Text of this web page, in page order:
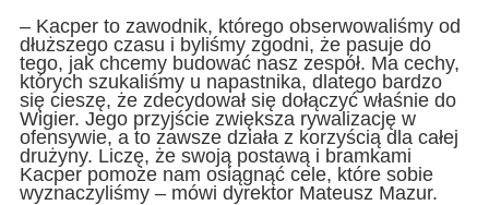
– Kacper to zawodnik, którego obserwowaliśmy od
dłuższego czasu i byliśmy zgodni, że pasuje do
tego, jak chcemy budować nasz zespół. Ma cechy,
których szukaliśmy u napastnika, dlatego bardzo
się cieszę, że zdecydował się dołączyć właśnie do
Wigier. Jego przyjście zwiększa rywalizację w
ofensywie, a to zawsze działa z korzyścią dla całej
drużyny. Liczę, że swoją postawą i bramkami
Kacper pomoże nam osiągnąć cele, które sobie
wyznaczyliśmy – mówi dyrektor Mateusz Mazur.